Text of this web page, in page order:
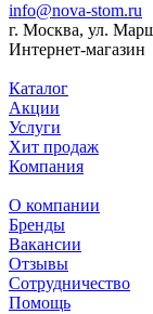
info@nova-stom.ru
г. Москва, ул.
Интернет-магазин
Каталог
Акции
Услуги
Хит продаж
Компания
О компании
Бренды
Вакансии
Отзывы
Сотрудничество
Помощь